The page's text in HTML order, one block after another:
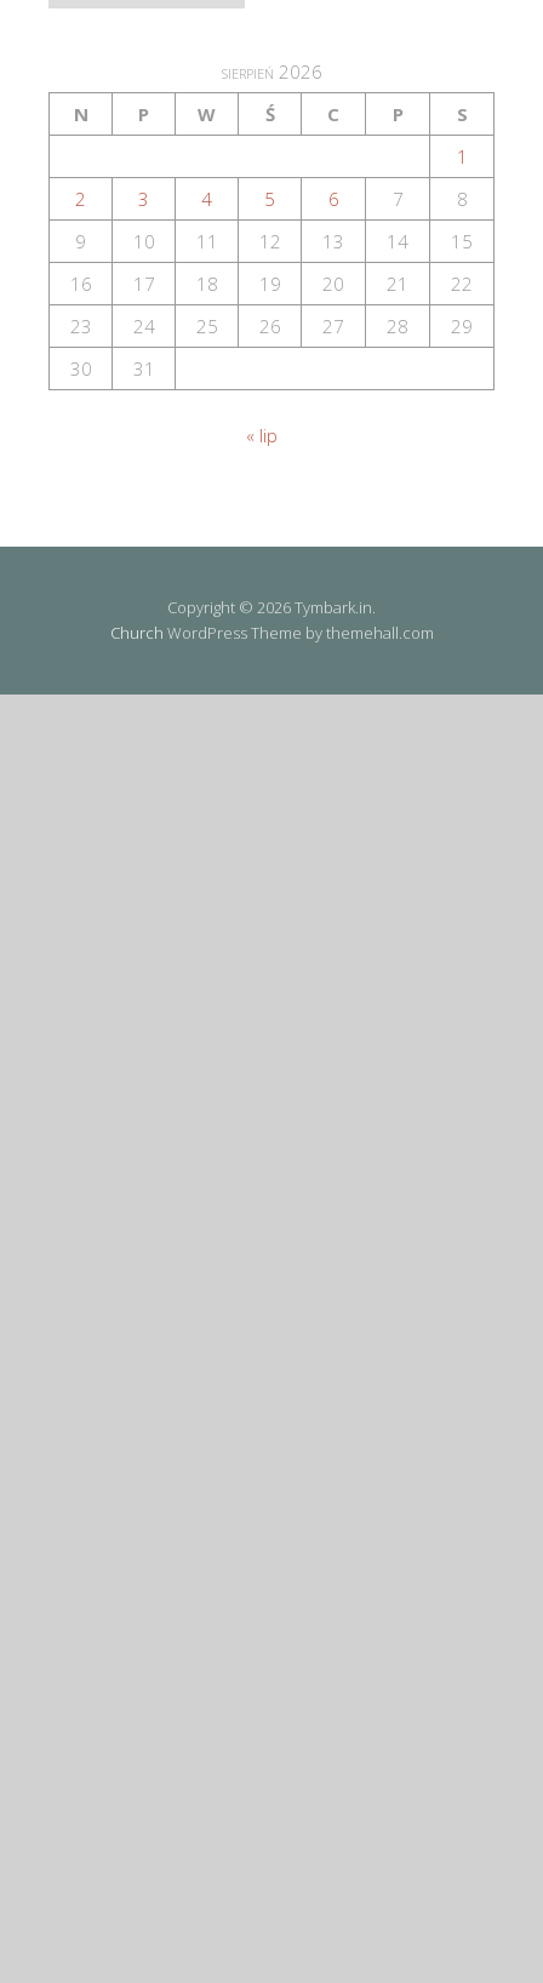
sierpień 2026
N
P W Ś C P
S
1
2
3 4 5 6 7
8
9
10 11 12 13 14
15
16
17 18 19 20 21
22
23
24 25 26 27 28
29
30
31
« lip
Copyright © 2026 Tymbark.in.
Church WordPress Theme by themehall.com